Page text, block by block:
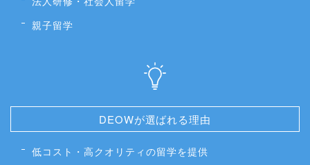
親子留学
DEOWが選ばれる理由
低コスト・高クオリティの留学を提供